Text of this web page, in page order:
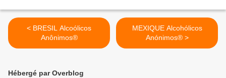
< BRESIL Alcoólicos
Anônimos®
MEXIQUE Alcohólicos
Anónimos® >
Hébergé par Overblog